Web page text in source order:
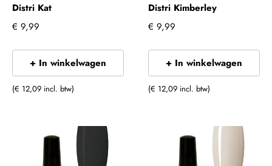
Distri Kat
€ 9,99
+ In winkelwagen
(€ 12,09 incl. btw)
Distri Kimberley
€ 9,99
+ In winkelwagen
(€ 12,09 incl. btw)